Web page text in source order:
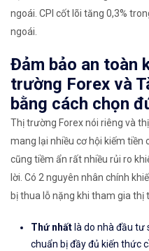
ngoái. CPI cốt lõi tăng 0,3%
ngoái.
Đảm bảo an toàn
trường Forex và
bằng cách chọn
Thị trường Forex nói riêng và
mang lại nhiều cơ hội kiếm
cũng tiềm ẩn rất nhiều rủi ro
lời. Có 2 nguyên nhân chính
bị thua lỗ nặng khi tham gia thị
Thứ nhất là do nhà đầu
chuẩn bị đầy đủ kiến thức